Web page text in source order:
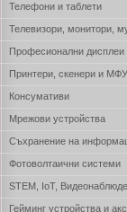
Телефони и таблети
Телевизори, монитори,
Професионални дисплеи
Принтери, скенери и МФУ
Консумативи
Мрежови устройства
Съхранение на
Фотоволтаични системи
STEM, IoT,
Гейминг устройства и